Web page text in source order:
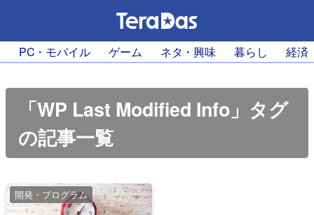
PC・モバイル ゲーム ネタ・興味 暮らし 経済
「WP Last Modified Info」タグ
の記事一覧
開発・プログラム